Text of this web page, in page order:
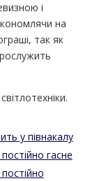
і
на
так як
у півнакалу
гасне